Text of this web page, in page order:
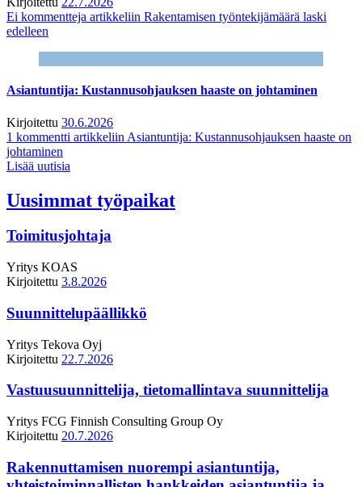
Ei kommentteja artikkeliin Rakentamisen työntekijämäärä laski
edelleen
Asiantuntija: Kustannusohjauksen haaste on johtaminen
Kirjoitettu 30.6.2026
1 kommentti artikkeliin Asiantuntija: Kustannusohjauksen haaste on
johtaminen
Lisää uutisia
Uusimmat työpaikat
Toimitusjohtaja
Yritys KOAS
Kirjoitettu 3.8.2026
Suunnittelupäällikkö
Yritys Tekova Oyj
Kirjoitettu 22.7.2026
Vastuusuunnittelija, tietomallintava suunnittelija
Yritys FCG Finnish Consulting Group Oy
Kirjoitettu 20.7.2026
Rakennuttamisen nuorempi asiantuntija,